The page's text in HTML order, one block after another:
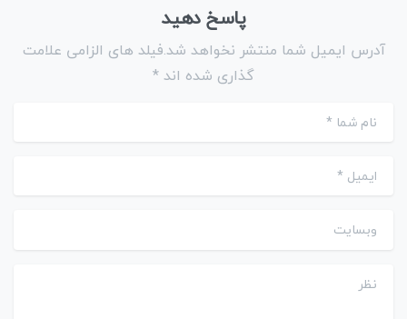
پاسخ دهید
آدرس ایمیل شما منتشر نخواهد شد.فیلد های الزامی علامت
گذاری شده اند *
نام شما*
ایمیل *
وبسایت
نظر